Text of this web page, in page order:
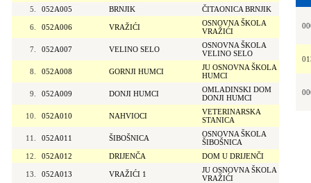
5.
052A005 BRNJIK ČITAONICA BRNJIK
6. 052A006 VRAŽIĆI
OSNOVNA ŠKOLA
VRAŽIĆI
7. 052A007 VELINO SELO
OSNOVNA ŠKOLA
VELINO SELO
8. 052A008 GORNJI HUMCI
JU OSNOVNA ŠKOLA
HUMCI
9. 052A009 DONJI HUMCI
OMLADINSKI DOM
DONJI HUMCI
10. 052A010 NAHVIOCI
VETERINARSKA
STANICA
11. 052A011 ŠIBOŠNICA
OSNOVNA ŠKOLA
ŠIBOŠNICA
12.
052A012 DRIJENČA DOM U DRIJENČI
13. 052A013 VRAŽIĆI 1
JU OSNOVNA ŠKOLA
VRAŽIĆI